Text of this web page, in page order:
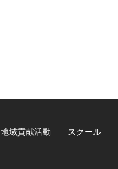
地域貢献活動 スクール